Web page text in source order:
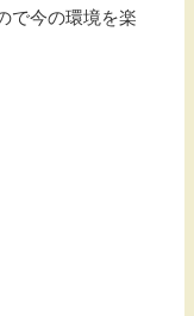
で今の環境を楽